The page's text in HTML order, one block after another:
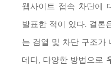
웹사이트 접속 차단에
발표한 적이 있다. 결론
는 검열 및 차단 구조가
데다, 다양한 방법으로